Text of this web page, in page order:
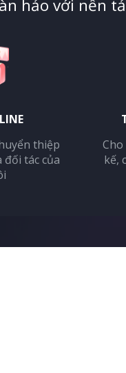
hảo với nền
thiệp
tác của
kế,